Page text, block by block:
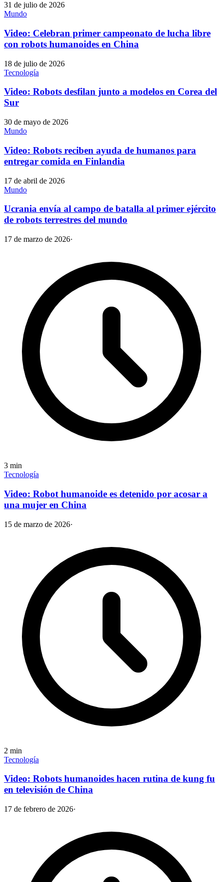
31 de julio de 2026
Mundo
Video: Celebran primer campeonato de lucha libre
con robots humanoides en China
18 de julio de 2026
Tecnología
Video: Robots desfilan junto a modelos en Corea del
Sur
30 de mayo de 2026
Mundo
Video: Robots reciben ayuda de humanos para
entregar comida en Finlandia
17 de abril de 2026
Mundo
Ucrania envía al campo de batalla al primer ejército
de robots terrestres del mundo
17 de marzo de 2026·
3 min
Tecnología
Video: Robot humanoide es detenido por acosar a
una mujer en China
15 de marzo de 2026·
2 min
Tecnología
Video: Robots humanoides hacen rutina de kung fu
en televisión de China
17 de febrero de 2026·